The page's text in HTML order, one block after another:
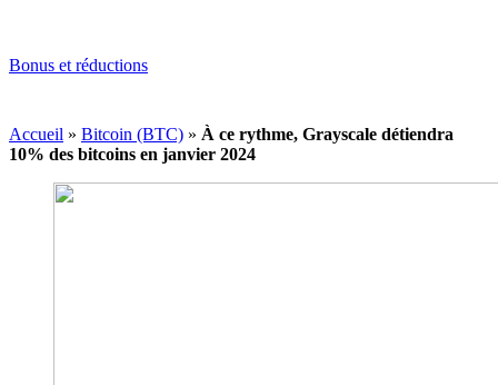
Bonus et réductions
Accueil » Bitcoin (BTC) » À ce rythme, Grayscale détiendra
10% des bitcoins en janvier 2024